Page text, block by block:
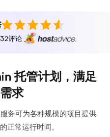
评论
托管计划，满足
求
务可为各种规模的项目提供
正常运行时间。